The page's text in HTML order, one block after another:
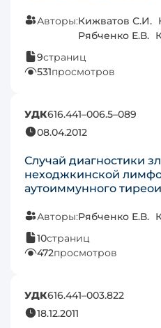
Авторы:Кижватов С.И.
Рябченко Е.В.
9страниц
531просмотров
УДК616.441–006.5–089
08.04.2012
Случай диагностики
неходжкинской
аутоиммунного
Авторы:Рябченко Е.В.
10страниц
472просмотров
УДК616.441–003.822
18.12.2011